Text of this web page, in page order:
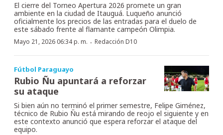
El cierre del Torneo Apertura 2026 promete un gran
ambiente en la ciudad de Itauguá. Luqueño anunció
oficialmente los precios de las entradas para el duelo de
este sábado frente al flamante campeón Olimpia.
Mayo 21, 2026 06:34 p. m. · Redacción D10
Fútbol Paraguayo
Rubio Ñu apuntará a reforzar
su ataque
Si bien aún no terminó el primer semestre, Felipe Giménez,
técnico de Rubio Ñu está mirando de reojo el siguiente y en
este contexto anunció que espera reforzar el ataque del
equipo.